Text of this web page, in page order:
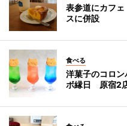
表参道にカフ
スに併設
食べる
洋菓子のコロ
ボ縁日 原宿2